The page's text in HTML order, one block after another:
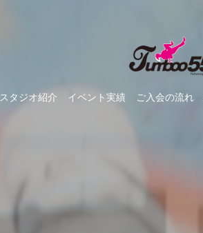
スタジオ紹介 イベント実績 ご入会の流れ